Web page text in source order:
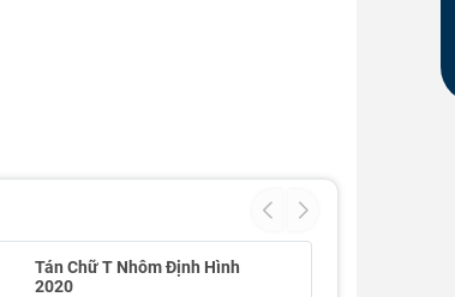
Tán Chữ T Nhôm Định Hình
2020